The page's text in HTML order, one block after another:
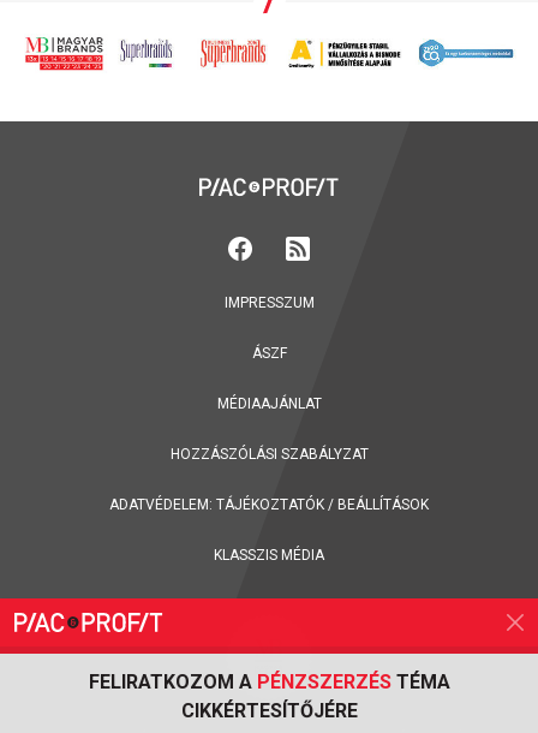
FELIRATKOZOM A PÉNZSZERZÉSTÉMA
CIKKÉRTESÍTŐJÉRE
IMPRESSZUM
ÁSZF
MÉDIAAJÁNLAT
HOZZÁSZÓLÁSI SZABÁLYZAT
ADATVÉDELEM: TÁJÉKOZTATÓK / BEÁLLÍTÁSOK
KLASSZIS MÉDIA